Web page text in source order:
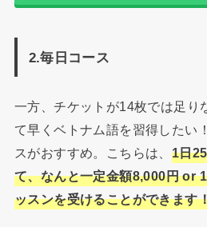
2.毎日コース
一方、チケットが14枚では足り
て早くベトナム語を習得したい
スがおすすめ。こちらは、 1日
て、なんと一定金額8,000円 or
ッスンを受けることができます